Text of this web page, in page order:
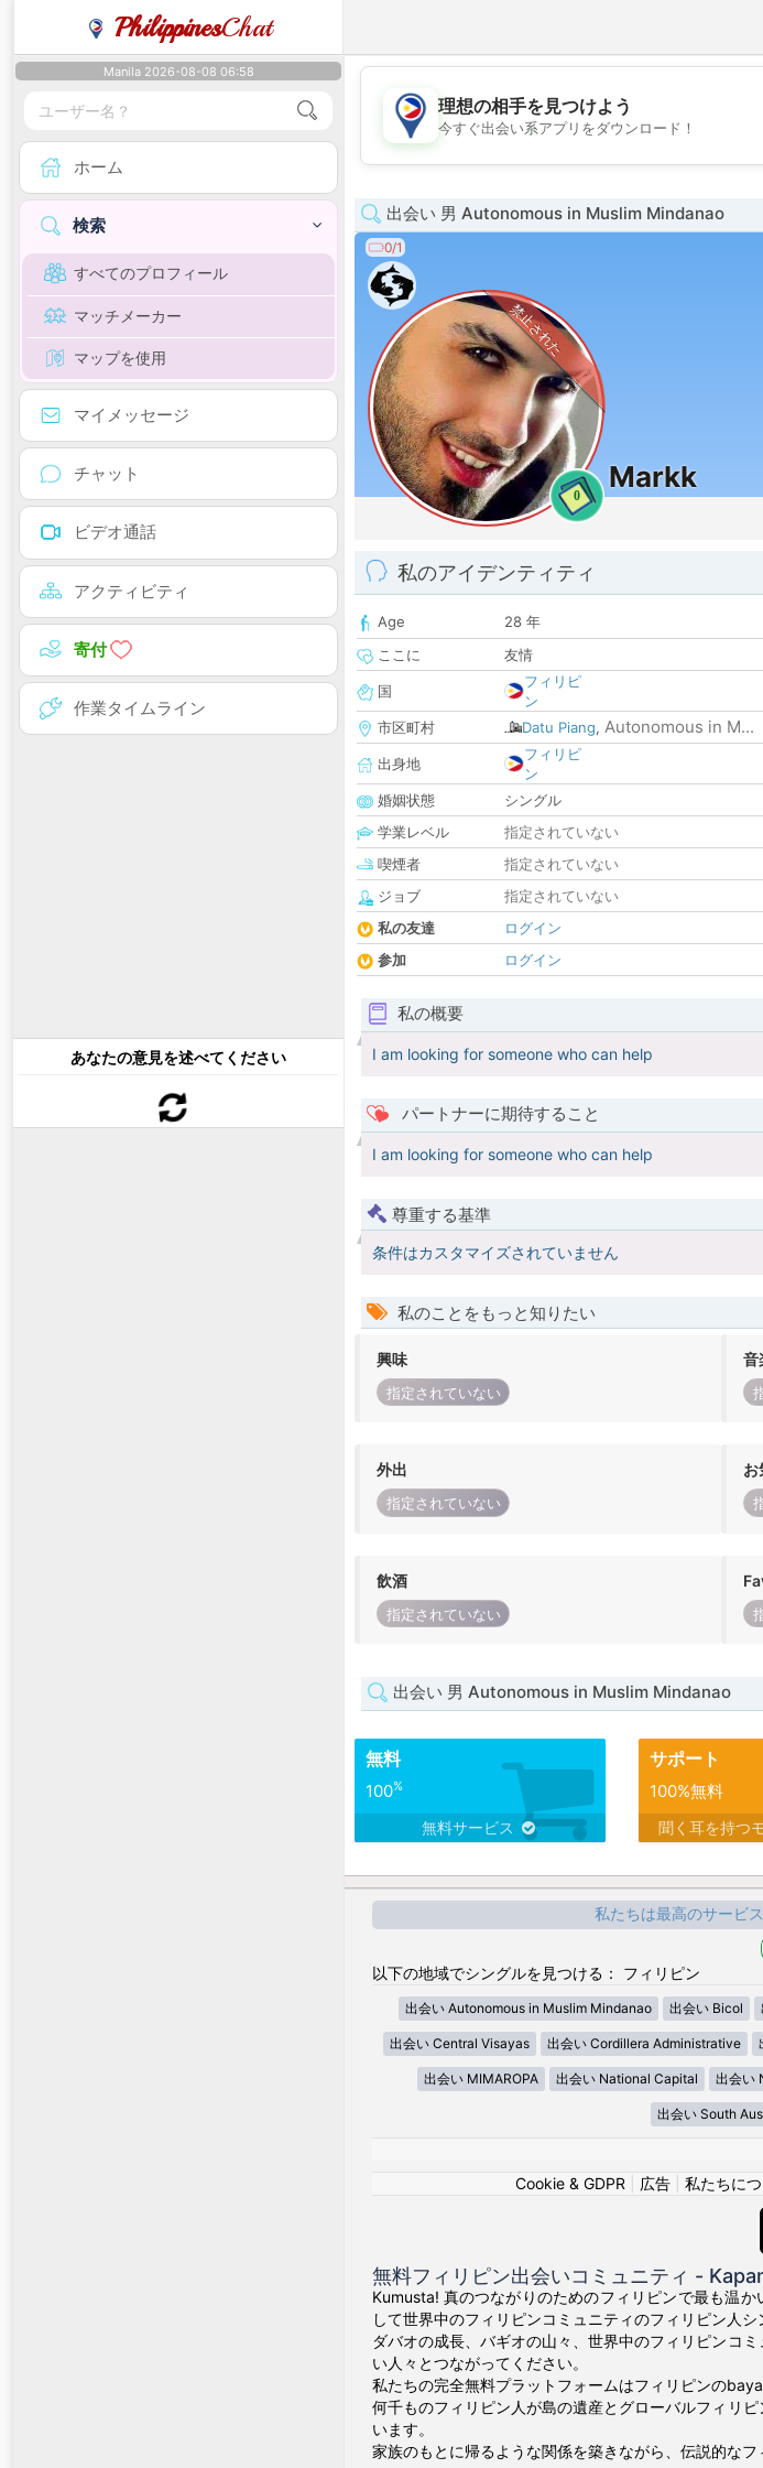
PhilippinesChat
Manila 2026-08-08 06:58
ホーム
検索
すべてのプロフィール
マッチメーカー
マップを使用
マイメッセージ
チャット
ビデオ通話
アクティビティ
寄付
作業タイムライン
あなたの意見を述べてください
💖
理想の相手を見つけよう
今すぐ出会い系アプリをダウンロード！
出会い 男 Autonomous in Muslim Mindanao
0/1
0
禁止された
Markk
私のアイデンティティ
Age
28 年
ここに
友情
国
フィリピ
ン
市区町村
Datu Piang, Autonomous in M...
出身地
フィリピ
ン
婚姻状態
シングル
学業レベル
指定されていない
喫煙者
指定されていない
ジョブ
指定されていない
私の友達
ログイン
参加
ログイン
私の概要
I am looking for someone who can help
パートナーに期待すること
I am looking for someone who can help
尊重する基準
条件はカスタマイズされていません
私のことをもっと知りたい
興味
指定されていない
音
外出
指定されていない
お
飲酒
指定されていない
出会い 男 Autonomous in Muslim Mindanao
無料
100%
無料サービス
サポート
100%無料
聞く耳を持つ
私たちは最高のサービ
以下の地域でシングルを見つける： フィリピン
出会い Autonomous in Muslim Mindanao 出会い Bicol
出会い Central Visayas 出会い Cordillera Administrative
出会い MIMAROPA 出会い National Capital 出会い
出会い South
Cookie & GDPR
広告| 私たちに
無料フィリピン出会いコミュニティ -
Kumusta! 真のつながりのためのフィリピンで最も温
して世界中のフィリピンコミュニティのフィリピン人シ
ダバオの成長、バギオの山々、世界中のフィリピンコ
い人々とつながってください。
私たちの完全無料プラットフォームはフィリピンの
何千ものフィリピン人が島の遺産とグローバルフィリ
います。
家族のもとに帰るような関係を築きながら、伝説的なフ